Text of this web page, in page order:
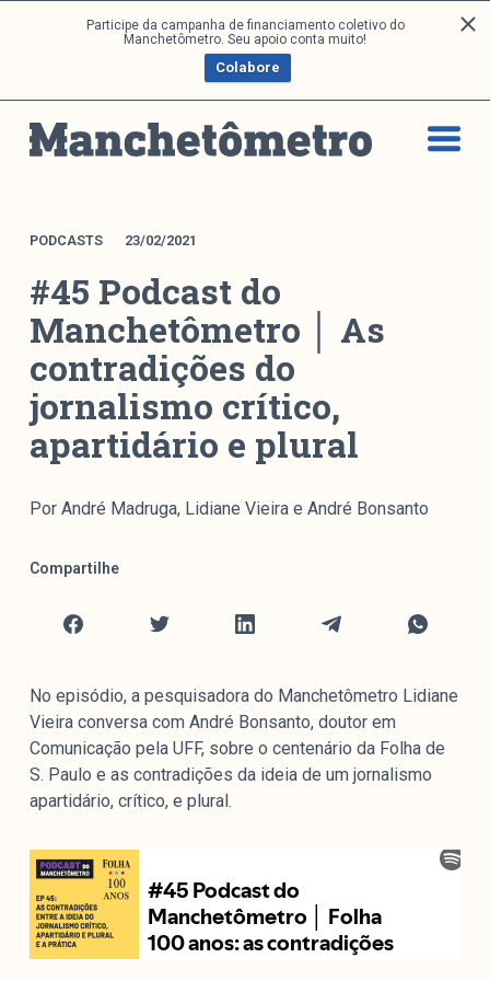
Participe da campanha de financiamento coletivo do
Manchetômetro. Seu apoio conta muito!
Colabore
a
p
ú
d
Análises
DONI
Boletim M
M Facebook
M Instagram
Livros
Arquivos
Mediómetro
Boletim da Pluralidade M
Institucional
Nossa História
Missão
Metodologia
Na Mídia
Parcerias
Contato
PODCASTS 23/02/2021
#45 Podcast do
Manchetômetro │ As
contradições do
jornalismo crítico,
apartidário e plural
Por André Madruga, Lidiane Vieira e André Bonsanto
Compartilhe
No episódio, a pesquisadora do Manchetômetro Lidiane
Vieira conversa com André Bonsanto, doutor em
Comunicação pela UFF, sobre o centenário da Folha de
S. Paulo e as contradições da ideia de um jornalismo
apartidário, crítico, e plural.